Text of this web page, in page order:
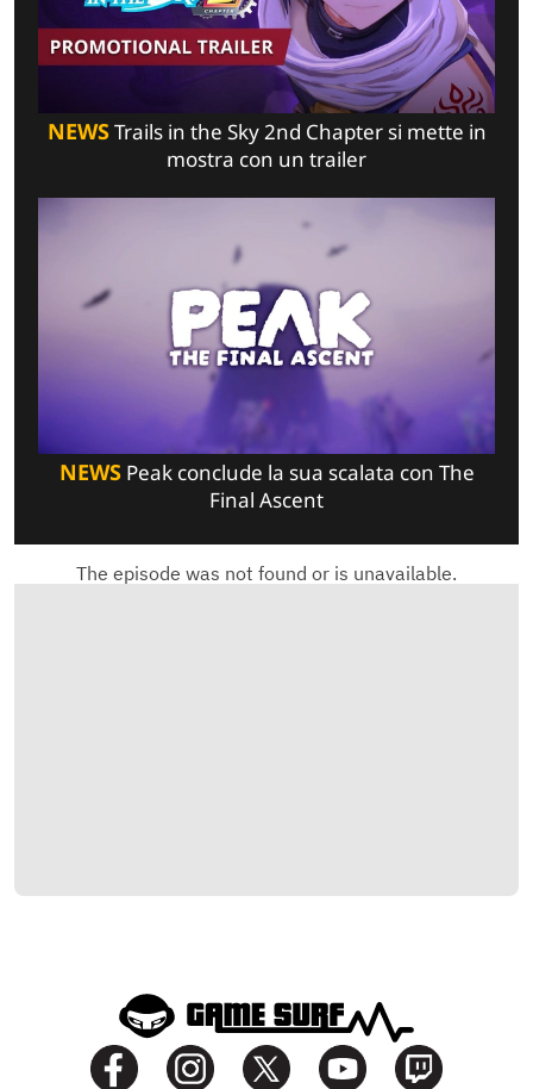
NEWSTrails in the Sky 2nd Chapter si mette in
mostra con un trailer
NEWSPeak conclude la sua scalata con The
Final Ascent